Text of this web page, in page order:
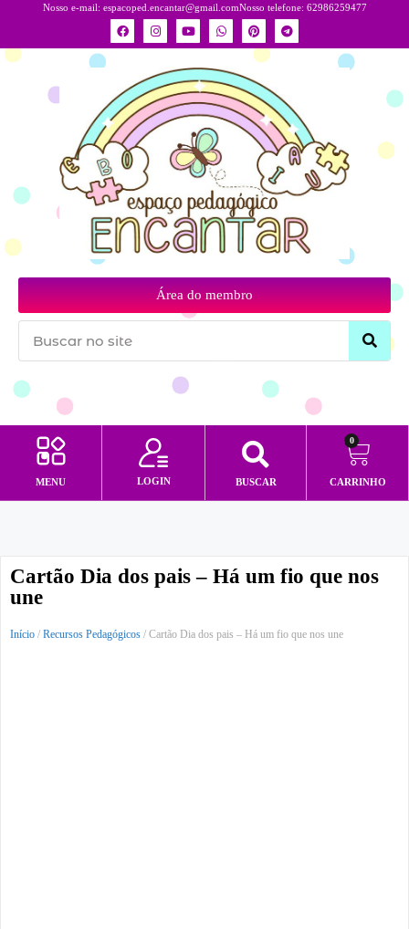
Nosso e-mail: espacoped.encantar@gmail.comNosso telefone: 62986259477
Área do membro
MENU LOGIN BUSCAR
0
CARRINHO
Cartão Dia dos pais – Há um fio que nos
une
Início / Recursos Pedagógicos / Cartão Dia dos pais – Há um fio que nos une